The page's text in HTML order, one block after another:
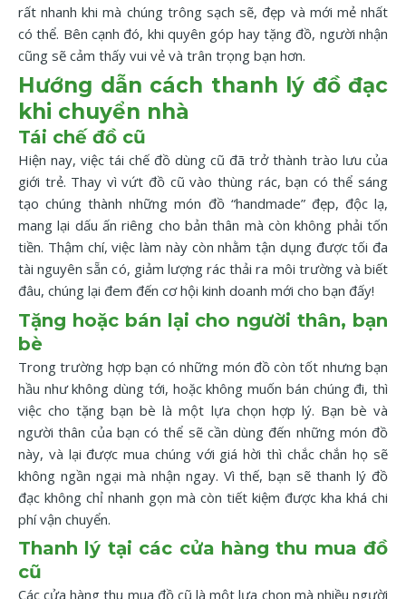
rất nhanh khi mà chúng trông sạch sẽ, đẹp và mới mẻ nhất
có thể. Bên cạnh đó, khi quyên góp hay tặng đồ, người nhận
cũng sẽ cảm thấy vui vẻ và trân trọng bạn hơn.
Hướng dẫn cách thanh lý đồ đạc
khi chuyển nhà
Tái chế đồ cũ
Hiện nay, việc tái chế đồ dùng cũ đã trở thành trào lưu của
giới trẻ. Thay vì vứt đồ cũ vào thùng rác, bạn có thể sáng
tạo chúng thành những món đồ “handmade” đẹp, độc lạ,
mang lại dấu ấn riêng cho bản thân mà còn không phải tốn
tiền. Thậm chí, việc làm này còn nhằm tận dụng được tối đa
tài nguyên sẵn có, giảm lượng rác thải ra môi trường và biết
đâu, chúng lại đem đến cơ hội kinh doanh mới cho bạn đấy!
Tặng hoặc bán lại cho người thân, bạn
bè
Trong trường hợp bạn có những món đồ còn tốt nhưng bạn
hầu như không dùng tới, hoặc không muốn bán chúng đi, thì
việc cho tặng bạn bè là một lựa chọn hợp lý. Bạn bè và
người thân của bạn có thể sẽ cần dùng đến những món đồ
này, và lại được mua chúng với giá hời thì chắc chắn họ sẽ
không ngần ngại mà nhận ngay. Vì thế, bạn sẽ thanh lý đồ
đạc không chỉ nhanh gọn mà còn tiết kiệm được kha khá chi
phí vận chuyển.
Thanh lý tại các cửa hàng thu mua đồ
cũ
Các cửa hàng thu mua đồ cũ là một lựa chọn mà nhiều người